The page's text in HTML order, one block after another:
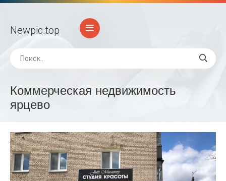
Newpic.top
Коммерческая недвижимость
ярцево